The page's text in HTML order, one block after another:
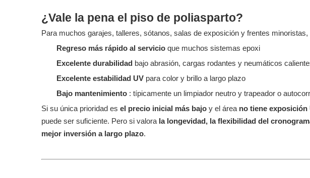
¿Vale la pena el piso de poliasparto?
Para muchos garajes, talleres, sótanos, salas de exposición y frentes minoristas,
Regreso más rápido al servicio que muchos sistemas epoxi
Excelente durabilidad bajo abrasión, cargas rodantes y neumáticos
Excelente estabilidad UV para color y brillo a largo plazo
Bajo mantenimiento : típicamente un limpiador neutro y trapeador o
Si su única prioridad es el precio inicial más bajo y el área no tiene exposición
puede ser suficiente. Pero si valora la longevidad, la flexibilidad del
mejor inversión a largo plazo.